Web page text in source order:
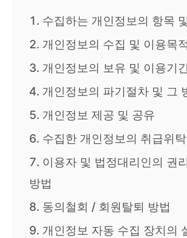
수집하는 개인정보의 항목
개인정보의 수집 및 이용목적
개인정보의 보유 및 이용기
개인정보의 파기절차 및 그
개인정보 제공 및 공유
수집한 개인정보의 취급위탁
이용자 및 법정대리인의 권
방법
동의철회 / 회원탈퇴 방법
개인정보 자동 수집 장치의